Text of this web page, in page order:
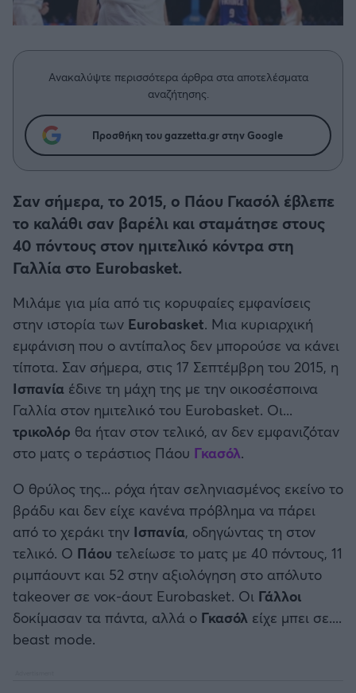
Δημήτρης Τσορμπατζόγλου
Άρης
Βόλος
Ατρόμητος Αθηνών
Παναιτωλικός
Καλαμάτα
Ηρακλής
Μπαρτσελόνα
Ρεάλ Μαδρίτης
Ατλέτικο Μαδρίτης
Μάντσεστερ Γιουνάιτεντ
Μάντσεστερ Σίτι
Συνεντεύξεις
Μια Ιστορία από την Πόλη
Μπάσκετ: Τουρκία
Κύπελλο Ελλάδας Μπάσκετ
Μπάσκετ: Γερμανία
Μπάσκετ: Ιταλία
ABA LIGA
NCAA
Μπάσκετ: Ισραήλ
Μπάσκετ: Λιθουανία
Μπάσκετ: Κίνα
Προολυμπιακό Τουρνουά
EUROBASKET 2025
Προκριματικά MUNDOBASKET
Παγκόσμιο Κύπελλο
EUROBASKET Γυναικών 2025
Ανακαλύψτε περισσότερα άρθρα στα αποτελέσματα
αναζήτησης.
Προσθήκη του gazzetta.gr στην Google
Σαν σήμερα, το 2015, ο Πάου Γκασόλ έβλεπε
το καλάθι σαν βαρέλι και σταμάτησε στους
40 πόντους στον ημιτελικό κόντρα στη
Γαλλία στο Eurobasket.
Μιλάμε για μία από τις κορυφαίες εμφανίσεις
στην ιστορία των Eurobasket. Μια κυριαρχική
εμφάνιση που ο αντίπαλος δεν μπορούσε να κάνει
τίποτα. Σαν σήμερα, στις 17 Σεπτέμβρη του 2015, η
Ισπανία έδινε τη μάχη της με την οικοσέσποινα
Γαλλία στον ημιτελικό του Eurobasket. Οι...
τρικολόρ θα ήταν στον τελικό, αν δεν εμφανιζόταν
στο ματς ο τεράστιος Πάου Γκασόλ.
Ο θρύλος της... ρόχα ήταν σεληνιασμένος εκείνο το
βράδυ και δεν είχε κανένα πρόβλημα να πάρει
από το χεράκι την Ισπανία, οδηγώντας τη στον
τελικό. Ο Πάου τελείωσε το ματς με 40 πόντους, 11
ριμπάουντ και 52 στην αξιολόγηση στο απόλυτο
takeover σε νοκ-άουτ Eurobasket. Οι Γάλλοι
δοκίμασαν τα πάντα, αλλά ο Γκασόλ είχε μπει σε....
beast mode.